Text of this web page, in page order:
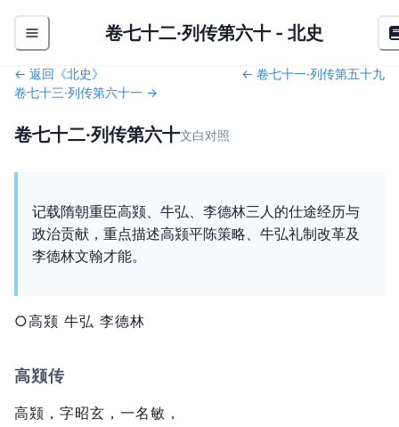
卷七十二·列传第六十- 北史
← 返回《北史》 ← 卷七十一·列传第五十九
卷七十三·列传第六十一 →
卷七十二·列传第六十文白对照
记载隋朝重臣高颎、牛弘、李德林三人的仕途经历与
政治贡献，重点描述高颎平陈策略、牛弘礼制改革及
李德林文翰才能。
○高颎 牛弘 李德林
高颎传
高颎，字昭玄，一名敏，